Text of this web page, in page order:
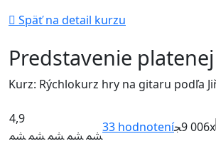
Späť na detail kurzu
Predstavenie
Kurz: Rýchlokurz hry na gitaru podľa
4,9
33 hodnotení 9 006x